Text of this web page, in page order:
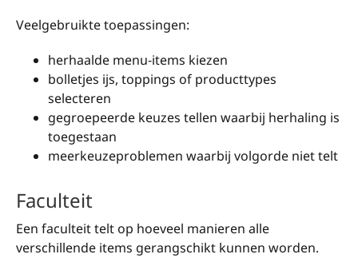
Veelgebruikte toepassingen:
herhaalde menu-items kiezen
bolletjes ijs, toppings of producttypes
selecteren
gegroepeerde keuzes tellen waarbij herhaling is
toegestaan
meerkeuzeproblemen waarbij volgorde niet telt
Faculteit
Een faculteit telt op hoeveel manieren alle
verschillende items gerangschikt kunnen worden.